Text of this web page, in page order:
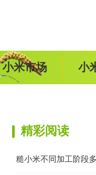
小米市场 小
精彩阅读
糙小米不同加工阶段